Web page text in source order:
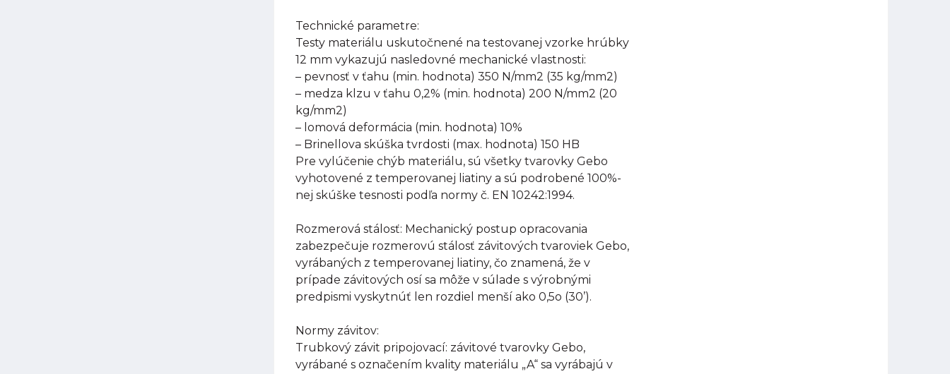
Technické parametre:
Testy materiálu uskutočnené na testovanej vzorke hrúbky
12 mm vykazujú nasledovné mechanické vlastnosti:
– pevnosť v ťahu (min. hodnota) 350 N/mm2 (35 kg/mm2)
– medza klzu v ťahu 0,2% (min. hodnota) 200 N/mm2 (20
kg/mm2)
– lomová deformácia (min. hodnota) 10%
– Brinellova skúška tvrdosti (max. hodnota) 150 HB
Pre vylúčenie chýb materiálu, sú všetky tvarovky Gebo
vyhotovené z temperovanej liatiny a sú podrobené 100%-
nej skúške tesnosti podľa normy č. EN 10242:1994.
Rozmerová stálosť: Mechanický postup opracovania
zabezpečuje rozmerovú stálosť závitových tvaroviek Gebo,
vyrábaných z temperovanej liatiny, čo znamená, že v
prípade závitových osí sa môže v súlade s výrobnými
predpismi vyskytnúť len rozdiel menší ako 0,5o (30’).
Normy závitov:
Trubkový závit pripojovací: závitové tvarovky Gebo,
vyrábané s označením kvality materiálu „A“ sa vyrábajú v